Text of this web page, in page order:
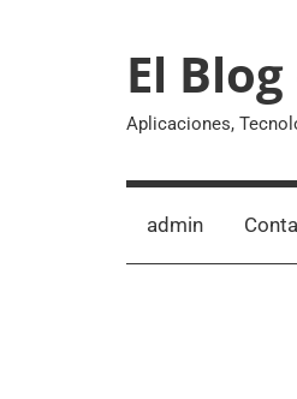
El
Aplicaciones,
admin